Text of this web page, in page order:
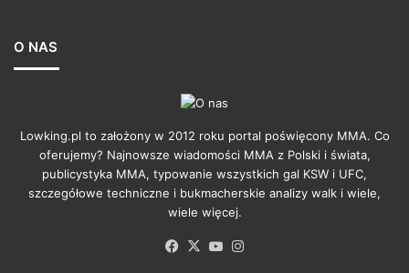
O NAS
Lowking.pl to założony w 2012 roku portal poświęcony MMA. Co
oferujemy? Najnowsze wiadomości MMA z Polski i świata,
publicystyka MMA, typowanie wszystkich gal KSW i UFC,
szczegółowe techniczne i bukmacherskie analizy walk i wiele,
wiele więcej.
Facebook
X YouTube